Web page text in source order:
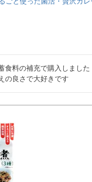
食料の補充で購入しました
の良さで大好きです